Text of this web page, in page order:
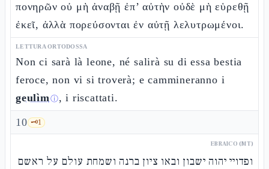
πονηρῶν οὐ μὴ ἀναβῇ ἐπ’ αὐτὴν οὐδὲ μὴ εὑρεθῇ
ἐκεῖ, ἀλλὰ πορεύσονται ἐν αὐτῇ λελυτρωμένοι.
LETTURA ORTODOSSA
Non ci sarà là leone, né salirà su di essa bestia
feroce, non vi si troverà; e cammineranno i
geulìmⓘ, i riscattati.
10 🗝️1
EBRAICO (MT)
ופדויי יהוה ישבון ובאו ציון ברנה ושמחת עולם על ראשם